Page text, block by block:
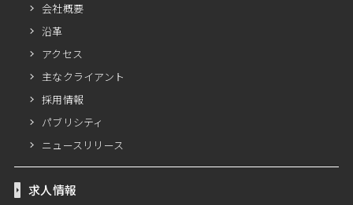
会社概要
沿革
アクセス
主なクライアント
採用情報
パブリシティ
ニュースリリース
求人情報